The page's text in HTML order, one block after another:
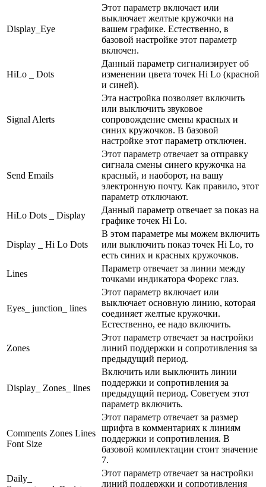
Display_Eye
Этот параметр включает или
выключает желтые кружочки на
вашем графике. Естественно, в
базовой настройке этот параметр
включен.
HiLo _ Dots
Данный параметр сигнализирует об
изменении цвета точек Hi Lo (красной
и синей).
Signal Alerts
Эта настройка позволяет включить
или выключить звуковое
сопровождение смены красных и
синих кружочков. В базовой
настройке этот параметр отключен.
Send Emails
Этот параметр отвечает за отправку
сигнала смены синего кружочка на
красный, и наоборот, на вашу
электронную почту. Как правило, этот
параметр отключают.
HiLo Dots _ Display
Данный параметр отвечает за показ на
графике точек Hi Lo.
Display _ Hi Lo Dots
В этом параметре мы можем включить
или выключить показ точек Hi Lo, то
есть синих и красных кружочков.
Lines
Параметр отвечает за линии между
точками индикатора Форекс глаз.
Eyes_ junction_ lines
Этот параметр включает или
выключает основную линию, которая
соединяет желтые кружочки.
Естественно, ее надо включить.
Zones
Этот параметр отвечает за настройки
линий поддержки и сопротивления за
предыдущий период.
Display_ Zones_ lines
Включить или выключить линии
поддержки и сопротивления за
предыдущий период. Советуем этот
параметр включить.
Comments Zones Lines
Font Size
Этот параметр отвечает за размер
шрифта в комментариях к линиям
поддержки и сопротивления. В
базовой комплектации стоит значение
7.
Daily_
Этот параметр отвечает за настройки
линий поддержки и сопротивления